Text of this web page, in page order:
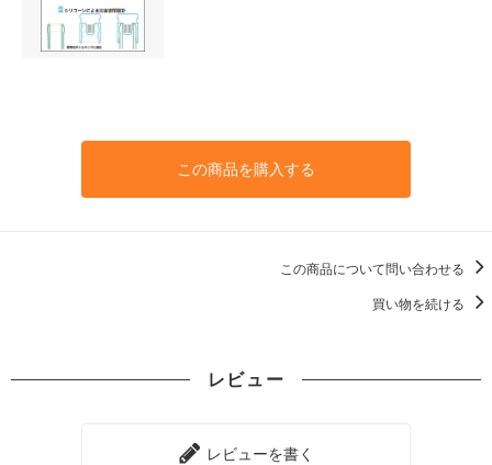
この商品を購入する
この商品について問い合わせる
買い物を続ける
レビュー
レビューを書く